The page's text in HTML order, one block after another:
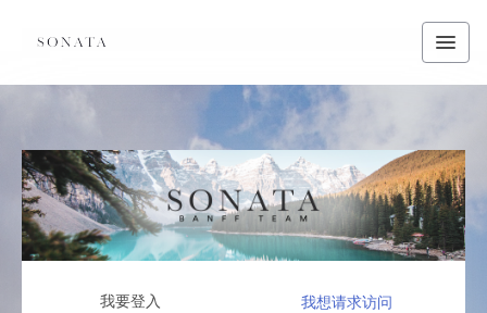
我要登入 我想请求访问